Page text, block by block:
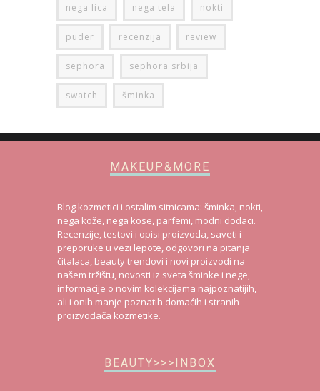
nega lica nega tela nokti
puder recenzija review
sephora sephora srbija
swatch šminka
MAKEUP&MORE
Blog kozmetici i ostalim sitnicama: šminka, nokti,
nega kože, nega kose, parfemi, modni dodaci.
Recenzije, testovi i opisi proizvoda, saveti i
preporuke u vezi lepote, odgovori na pitanja
čitalaca, beauty trendovi i novi proizvodi na
našem tržištu, novosti iz sveta šminke i nege,
informacije o novim kolekcijama najpoznatijih,
ali i onih manje poznatih domaćih i stranih
proizvođača kozmetike.
BEAUTY>>>INBOX